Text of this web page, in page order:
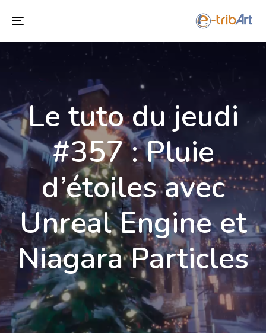
Toggle
navigation
Le tuto du jeudi
#357 : Pluie
d’étoiles avec
Unreal Engine et
Niagara Particles